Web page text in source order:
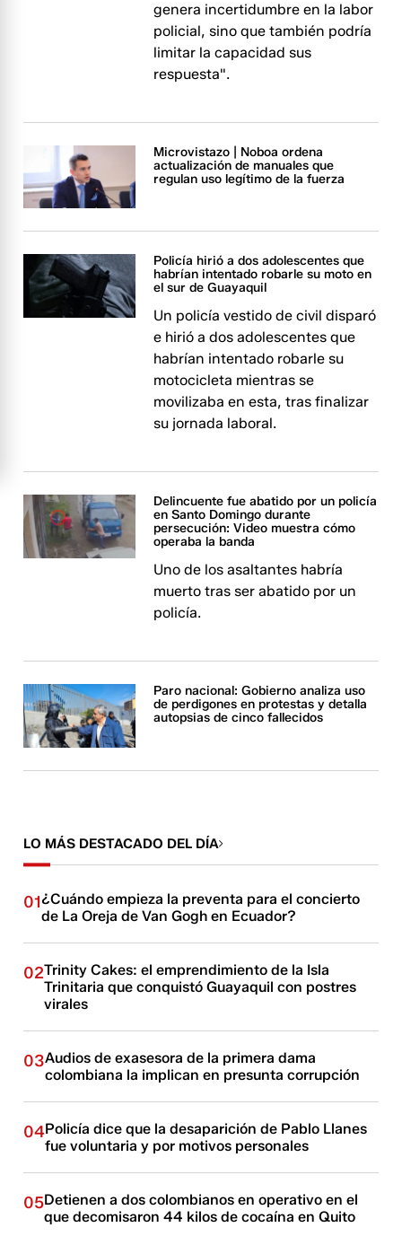
genera incertidumbre en la labor
policial, sino que también podría
limitar la capacidad sus
respuesta".
Microvistazo | Noboa ordena
actualización de manuales que
regulan uso legítimo de la fuerza
Policía hirió a dos adolescentes que
habrían intentado robarle su moto en
el sur de Guayaquil
Un policía vestido de civil disparó
e hirió a dos adolescentes que
habrían intentado robarle su
motocicleta mientras se
movilizaba en esta, tras finalizar
su jornada laboral.
Delincuente fue abatido por un policía
en Santo Domingo durante
persecución: Video muestra cómo
operaba la banda
Uno de los asaltantes habría
muerto tras ser abatido por un
policía.
Paro nacional: Gobierno analiza uso
de perdigones en protestas y detalla
autopsias de cinco fallecidos
LO MÁS DESTACADO DEL DÍA
01¿Cuándo empieza la preventa para el concierto
de La Oreja de Van Gogh en Ecuador?
02Trinity Cakes: el emprendimiento de la Isla
Trinitaria que conquistó Guayaquil con postres
virales
03Audios de exasesora de la primera dama
colombiana la implican en presunta corrupción
04Policía dice que la desaparición de Pablo Llanes
fue voluntaria y por motivos personales
05Detienen a dos colombianos en operativo en el
que decomisaron 44 kilos de cocaína en Quito